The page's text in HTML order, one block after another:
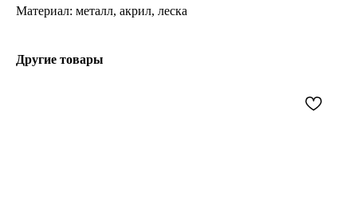
Материал: металл, акрил, леска
Другие товары